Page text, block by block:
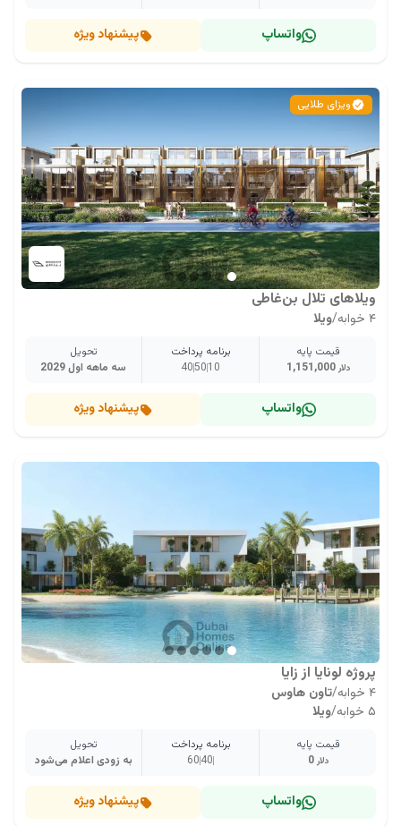
واتساپ پیشنهاد ویژه
ویزای طلایی
ویلاهای تلال بن‌غاطی
۴ خوابه /ویلا
قیمت پایه
1,151,000 دلار
برنامه پرداخت
10
50
40
تحویل
سه ماهه اول 2029
واتساپ پیشنهاد ویژه
پروژه لونایا از زایا
۴ خوابه /تاون هاوس
۵ خوابه
/ویلا
قیمت پایه
0 دلار
برنامه پرداخت
40
60
تحویل
به زودی اعلام می‌شود
واتساپ پیشنهاد ویژه